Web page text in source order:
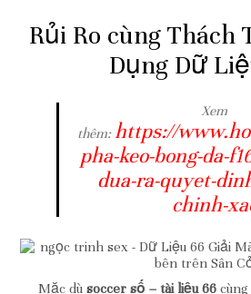
Rủi Ro cùng Thách
Dụng Dữ
Xem
thêm: https://
pha-keo-bong-da-
dua-ra-quyet-
chinh-
Mặc dù soccer số – tài liệu 66cùng